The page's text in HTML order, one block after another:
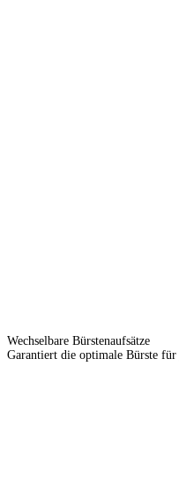
Wechselbare Bürstenaufsätze
Garantiert die optimale Bürste für